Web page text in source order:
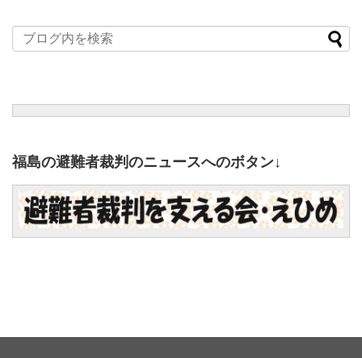
福島の避難者裁判のニュースへのボタン↓